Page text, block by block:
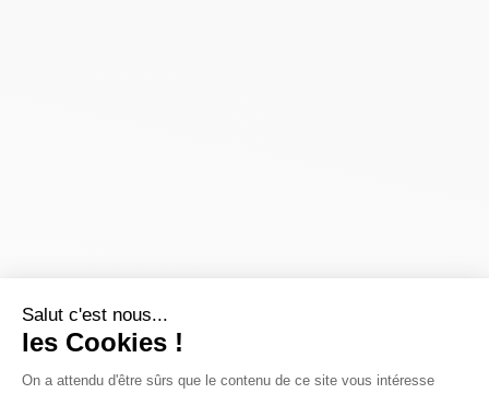
Salut c'est nous...
les Cookies !
On a attendu d'être sûrs que le contenu de ce site vous intéresse